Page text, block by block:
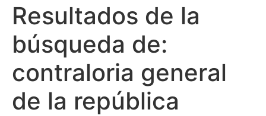
Resultados de la
búsqueda de:
contraloria general
de la república